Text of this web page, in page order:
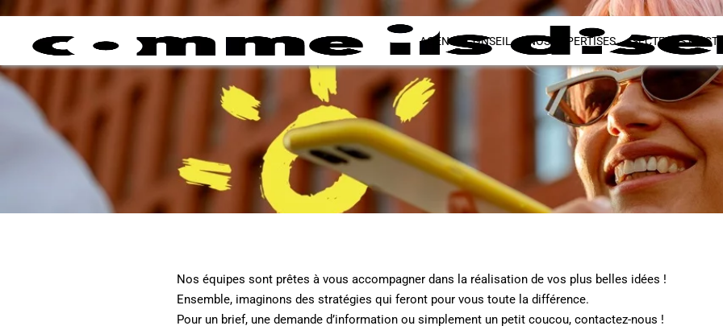
AGENCE CONSEIL NOS EXPERTISES SECTEURS
Nos équipes sont prêtes à vous accompagner dans la réalisation de vos plus belles idées !
Ensemble, imaginons des stratégies qui feront pour vous toute la différence.
Pour un brief, une demande d’information ou simplement un petit coucou, contactez-nous !